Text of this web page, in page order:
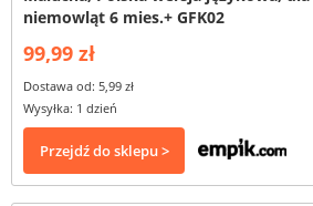
niemowląt 6 mies.+ GFK02
99,99 zł
Dostawa od: 5,99 zł
Wysyłka: 1 dzień
Przejdź do sklepu >